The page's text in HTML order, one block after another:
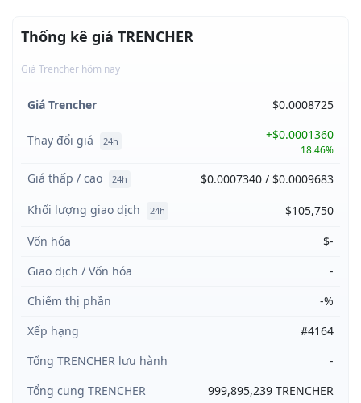
Thống kê giá TRENCHER
Giá Trencher hôm nay
Giá Trencher $0.0008725
Thay đổi giá 24h +$0.0001360
18.46%
Giá thấp / cao 24h
$0.0007340 / $0.0009683
Khối lượng giao dịch
24h
$105,750
Vốn hóa
$-
Giao dịch / Vốn hóa
-
Chiếm thị phần
-%
Xếp hạng
#4164
Tổng TRENCHER lưu hành
-
Tổng cung TRENCHER
999,895,239 TRENCHER